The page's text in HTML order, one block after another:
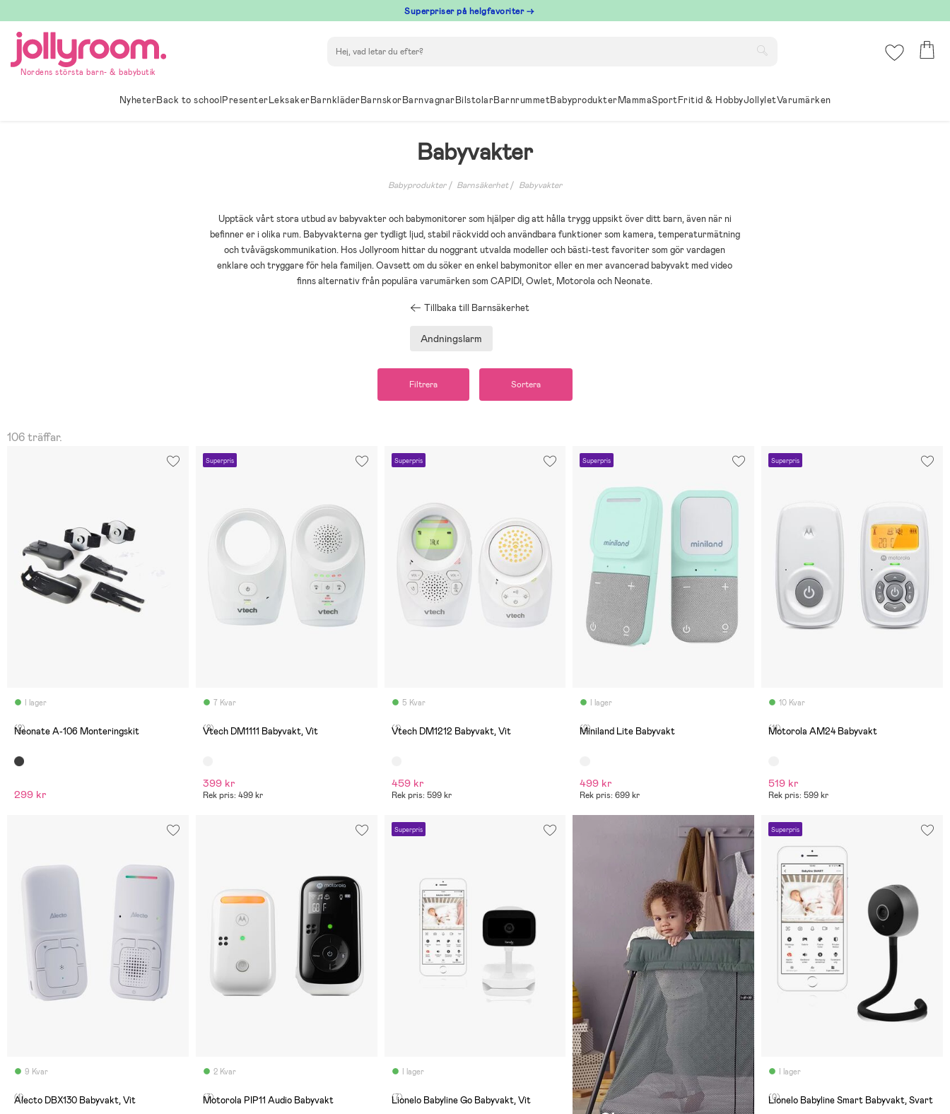
till
innehållet
Superpriser på helgfavoriter →
Nordens största barn- & babybutik
NyheterBack to schoolPresenterLeksakerBarnkläderBarnskorBarnvagnarBilstolarBarnrummetBabyprodukterMammaSportFritid & HobbyJollyletVarumärken
Babyvakter
Babyprodukter Barnsäkerhet Babyvakter
Upptäck vårt stora utbud av babyvakter och babymonitorer som hjälper dig att hålla trygg uppsikt över ditt barn, även när ni
befinner er i olika rum. Babyvakterna ger tydligt ljud, stabil räckvidd och användbara funktioner som kamera, temperaturmätning
och tvåvägskommunikation. Hos Jollyroom hittar du noggrant utvalda modeller och bästi-test favoriter som gör vardagen
enklare och tryggare för hela familjen. Oavsett om du söker en enkel babymonitor eller en mer avancerad babyvakt med video
finns alternativ från populära varumärken som CAPIDI, Owlet, Motorola och Neonate.
Tillbaka till Barnsäkerhet
Andningslarm
Filtrera Sortera
106 träffar.
I lager
(2)
Neonate A-106 Monteringskit
299 kr
Superpris
7 Kvar
(2)
Vtech DM1111 Babyvakt, Vit
399 kr
Rek pris: 499 kr
Superpris
5 Kvar
(1)
Vtech DM1212 Babyvakt, Vit
459 kr
Rek pris: 599 kr
Superpris
I lager
(2)
Miniland Lite Babyvakt
499 kr
Rek pris: 699 kr
Superpris
10 Kvar
(11)
Motorola AM24 Babyvakt
519 kr
Rek pris: 599 kr
9 Kvar
(1)
Alecto DBX130 Babyvakt, Vit
2 Kvar
(7)
Motorola PIP11 Audio Babyvakt
Superpris
I lager
(7)
Lionelo Babyline Go Babyvakt, Vit
Superpris
I lager
(0)
Lionelo Babyline Smart Babyvakt, Svart